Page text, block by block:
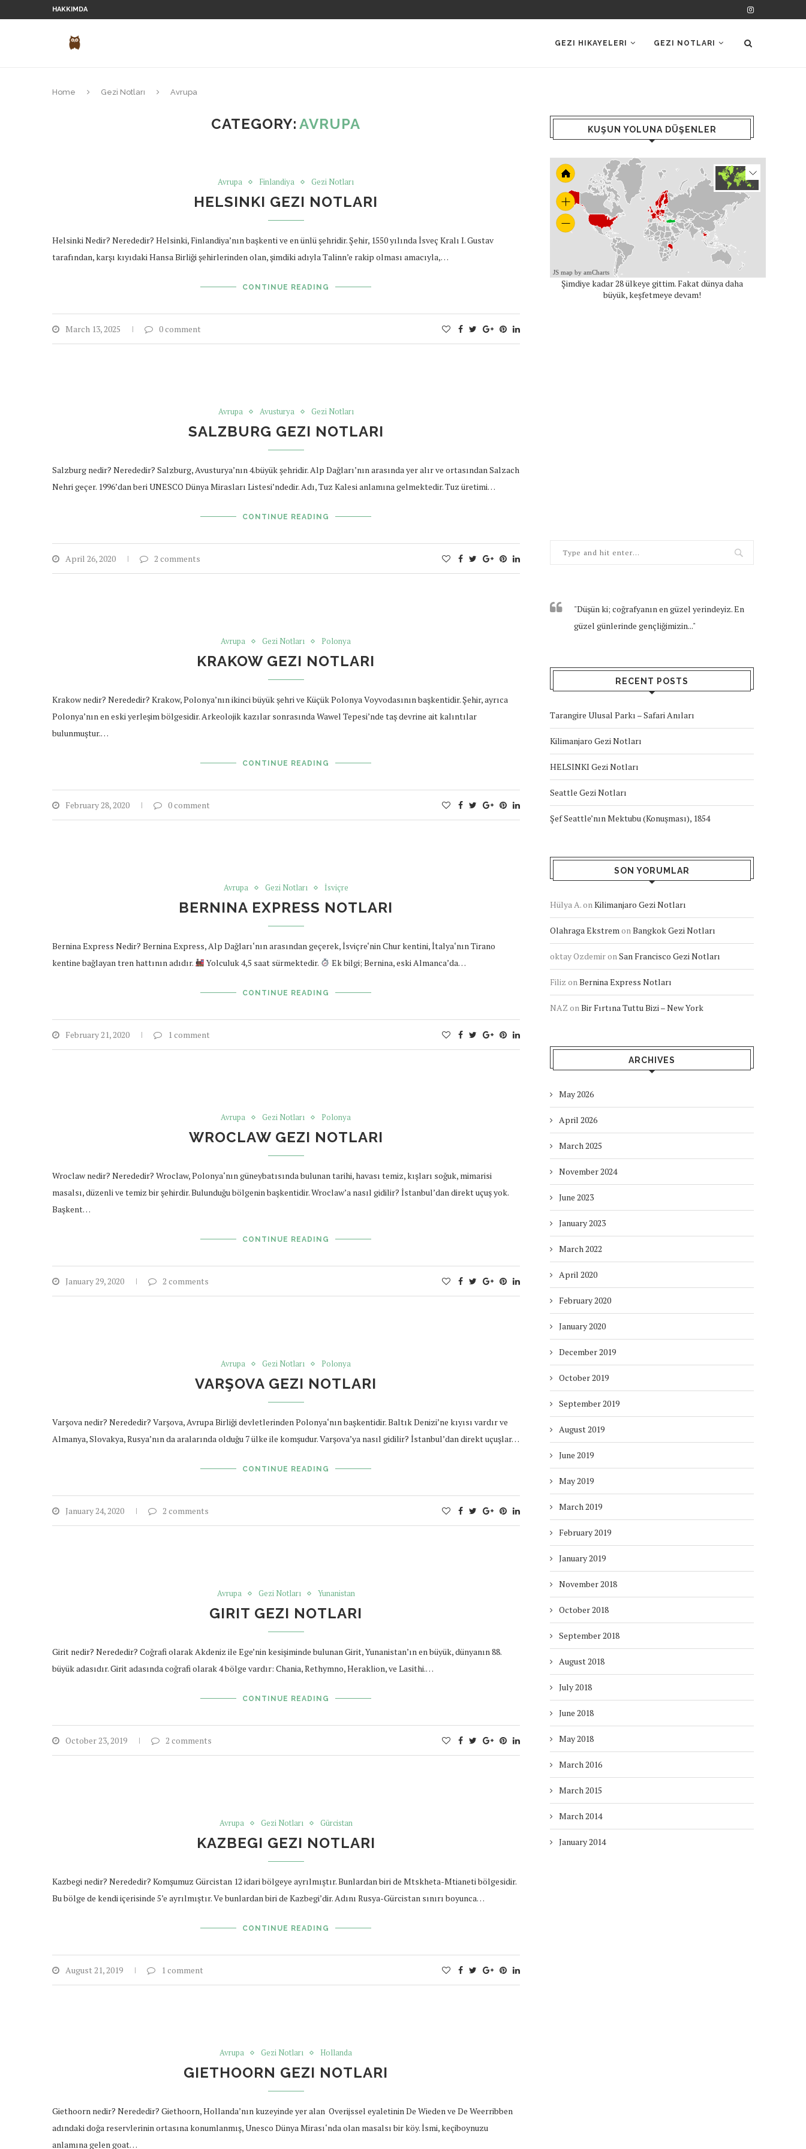
HAKKIMDA
GEZI HIKAYELERI GEZI NOTLARI
Home Gezi Notları Avrupa
CATEGORY: AVRUPA
Avrupa Finlandiya Gezi Notları
HELSINKI GEZI NOTLARI
Helsinki Nedir? Nerededir? Helsinki, Finlandiya’nın başkenti ve en ünlü şehridir. Şehir, 1550 yılında İsveç Kralı I. Gustav
tarafından, karşı kıyıdaki Hansa Birliği şehirlerinden olan, şimdiki adıyla Talinn’e rakip olması amacıyla,…
CONTINUE READING
March 13, 2025 0 comment
Avrupa Avusturya Gezi Notları
SALZBURG GEZI NOTLARI
Salzburg nedir? Nerededir? Salzburg, Avusturya’nın 4.büyük şehridir. Alp Dağları’nın arasında yer alır ve ortasından Salzach
Nehri geçer. 1996’dan beri UNESCO Dünya Mirasları Listesi’ndedir. Adı, Tuz Kalesi anlamına gelmektedir. Tuz üretimi…
CONTINUE READING
April 26, 2020 2 comments
Avrupa Gezi Notları Polonya
KRAKOW GEZI NOTLARI
Krakow nedir? Nerededir? Krakow, Polonya’nın ikinci büyük şehri ve Küçük Polonya Voyvodasının başkentidir. Şehir, ayrıca
Polonya’nın en eski yerleşim bölgesidir. Arkeolojik kazılar sonrasında Wawel Tepesi’nde taş devrine ait kalıntılar
bulunmuştur.…
CONTINUE READING
February 28, 2020 0 comment
Avrupa Gezi Notları İsviçre
BERNINA EXPRESS NOTLARI
Bernina Express Nedir? Bernina Express, Alp Dağları‘nın arasından geçerek, İsviçre‘nin Chur kentini, İtalya‘nın Tirano
kentine bağlayan tren hattının adıdır.
Yolculuk 4,5 saat sürmektedir. Ek bilgi; Bernina, eski Almanca’da…
CONTINUE READING
February 21, 2020 1 comment
Avrupa Gezi Notları Polonya
WROCLAW GEZI NOTLARI
Wroclaw nedir? Nerededir? Wroclaw, Polonya‘nın güneybatısında bulunan tarihi, havası temiz, kışları soğuk, mimarisi
masalsı, düzenli ve temiz bir şehirdir. Bulunduğu bölgenin başkentidir. Wroclaw’a nasıl gidilir? İstanbul’dan direkt uçuş yok.
Başkent…
CONTINUE READING
January 29, 2020 2 comments
Avrupa Gezi Notları Polonya
VARŞOVA GEZI NOTLARI
Varşova nedir? Nerededir? Varşova, Avrupa Birliği devletlerinden Polonya‘nın başkentidir. Baltık Denizi’ne kıyısı vardır ve
Almanya, Slovakya, Rusya’nın da aralarında olduğu 7 ülke ile komşudur. Varşova’ya nasıl gidilir? İstanbul’dan direkt uçuşlar…
CONTINUE READING
January 24, 2020 2 comments
Avrupa Gezi Notları Yunanistan
GIRIT GEZI NOTLARI
Girit nedir? Nerededir? Coğrafi olarak Akdeniz ile Ege’nin kesişiminde bulunan Girit, Yunanistan’ın en büyük, dünyanın 88.
büyük adasıdır. Girit adasında coğrafi olarak 4 bölge vardır: Chania, Rethymno, Heraklion, ve Lasithi.…
CONTINUE READING
October 23, 2019 2 comments
Avrupa Gezi Notları Gürcistan
KAZBEGI GEZI NOTLARI
Kazbegi nedir? Nerededir? Komşumuz Gürcistan 12 idari bölgeye ayrılmıştır. Bunlardan biri de Mtskheta-Mtianeti bölgesidir.
Bu bölge de kendi içerisinde 5’e ayrılmıştır. Ve bunlardan biri de Kazbegi’dir. Adını Rusya-Gürcistan sınırı boyunca…
CONTINUE READING
August 21, 2019 1 comment
Avrupa Gezi Notları Hollanda
GIETHOORN GEZI NOTLARI
Giethoorn nedir? Nerededir? Giethoorn, Hollanda’nın kuzeyinde yer alan Overijssel eyaletinin De Wieden ve De Weerribben
adındaki doğa reservlerinin ortasına konumlanmış, Unesco Dünya Mirası‘nda olan masalsı bir köy. İsmi, keçiboynuzu
anlamına gelen goat…
KUŞUN YOLUNA DÜŞENLER
JS map by amCharts
Şimdiye kadar 28 ülkeye gittim. Fakat dünya daha
büyük, keşfetmeye devam!
"Düşün ki; coğrafyanın en güzel yerindeyiz. En
güzel günlerinde gençliğimizin..."
RECENT POSTS
Tarangire Ulusal Parkı – Safari Anıları
Kilimanjaro Gezi Notları
HELSINKI Gezi Notları
Seattle Gezi Notları
Şef Seattle’nın Mektubu (Konuşması), 1854
SON YORUMLAR
Hülya A.onKilimanjaro Gezi Notları
Olahraga EkstremonBangkok Gezi Notları
oktay OzdemironSan Francisco Gezi Notları
Filiz onBernina Express Notları
NAZ onBir Fırtına Tuttu Bizi – New York
ARCHIVES
May 2026
April 2026
March 2025
November 2024
June 2023
January 2023
March 2022
April 2020
February 2020
January 2020
December 2019
October 2019
September 2019
August 2019
June 2019
May 2019
March 2019
February 2019
January 2019
November 2018
October 2018
September 2018
August 2018
July 2018
June 2018
May 2018
March 2016
March 2015
March 2014
January 2014